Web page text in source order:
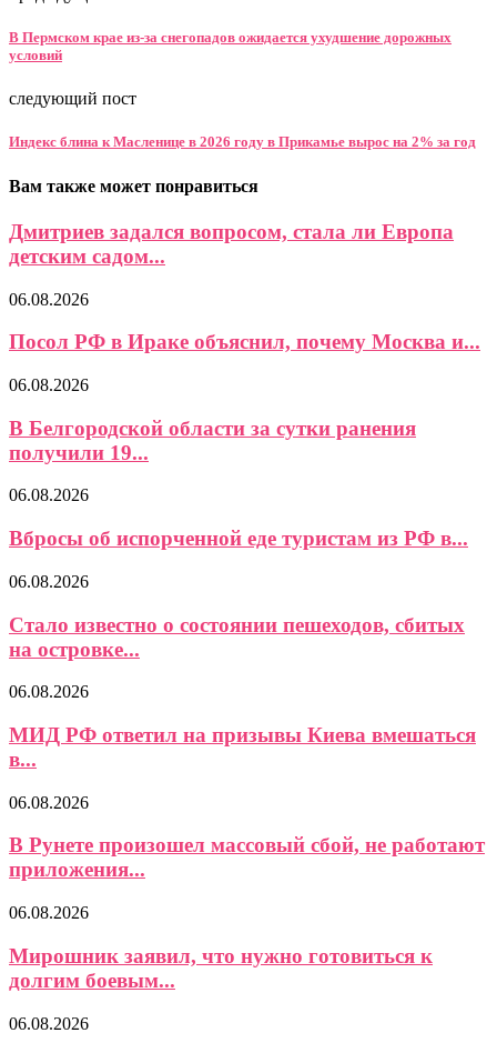
В Пермском крае из-за снегопадов ожидается ухудшение дорожных
условий
следующий пост
Индекс блина к Масленице в 2026 году в Прикамье вырос на 2% за год
Вам также может понравиться
Дмитриев задался вопросом, стала ли Европа
детским садом...
06.08.2026
Посол РФ в Ираке объяснил, почему Москва и...
06.08.2026
В Белгородской области за сутки ранения
получили 19...
06.08.2026
Вбросы об испорченной еде туристам из РФ в...
06.08.2026
Стало известно о состоянии пешеходов, сбитых
на островке...
06.08.2026
МИД РФ ответил на призывы Киева вмешаться
в...
06.08.2026
В Рунете произошел массовый сбой, не работают
приложения...
06.08.2026
Мирошник заявил, что нужно готовиться к
долгим боевым...
06.08.2026